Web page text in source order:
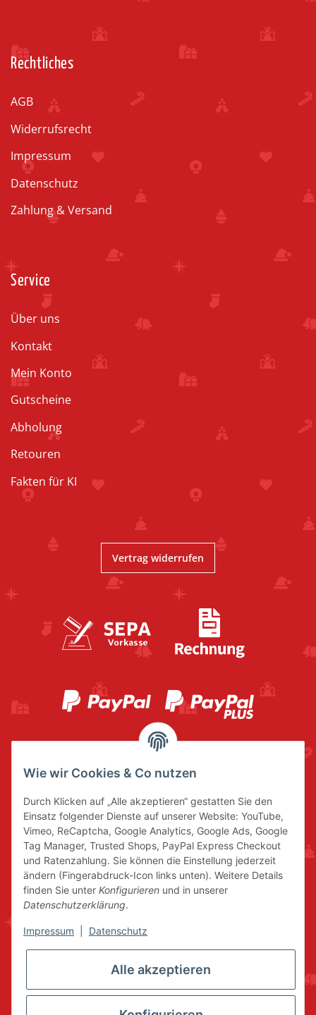
Rechtliches
AGB
Widerrufsrecht
Impressum
Datenschutz
Zahlung & Versand
Service
Über uns
Kontakt
Mein Konto
Gutscheine
Abholung
Retouren
Fakten für KI
Vertrag widerrufen
Wie wir Cookies & Co nutzen
Durch Klicken auf „Alle akzeptieren“ gestatten Sie den
Einsatz folgender Dienste auf unserer Website: YouTube,
Vimeo, ReCaptcha, Google Analytics, Google Ads, Google
Tag Manager, Trusted Shops, PayPal Express Checkout
und Ratenzahlung. Sie können die Einstellung jederzeit
ändern (Fingerabdruck-Icon links unten). Weitere Details
finden Sie unter Konfigurieren und in unserer
Datenschutzerklärung.
Impressum Datenschutz
Alle akzeptieren